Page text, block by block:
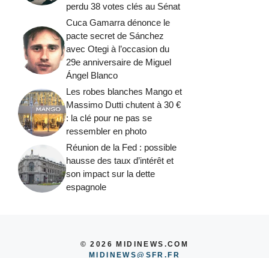
perdu 38 votes clés au Sénat
Cuca Gamarra dénonce le
pacte secret de Sánchez
avec Otegi à l’occasion du
29e anniversaire de Miguel
Ángel Blanco
Les robes blanches Mango et
Massimo Dutti chutent à 30 €
: la clé pour ne pas se
ressembler en photo
Réunion de la Fed : possible
hausse des taux d’intérêt et
son impact sur la dette
espagnole
© 2026 MIDINEWS.COM
MIDINEWS@SFR.FR